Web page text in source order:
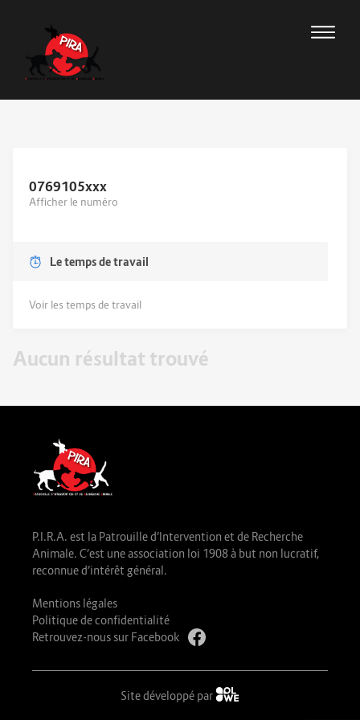
0769105xxx
Afficher le numéro
Le temps de travail
Voir les temps de travail
Aucun résultat trouvé
P.I.R.A. est la Patrouille d’Intervention et de Recherche
Animale. C’est une association loi 1908 à but non lucratif,
reconnue d’intérêt général.
Mentions légales
Politique de confidentialité
Retrouvez-nous sur Facebook
Site développé par